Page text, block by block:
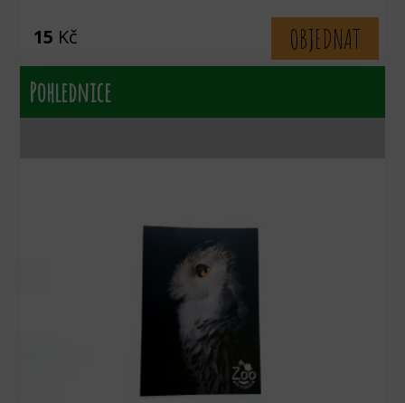
15 Kč
OBJEDNAT
Pohlednice